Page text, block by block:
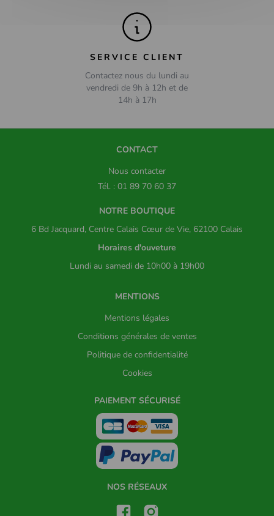
SERVICE CLIENT
Contactez nous du lundi au
vendredi de 9h à 12h et de
14h à 17h
CONTACT
Nous contacter
Tél. : 01 89 70 60 37
NOTRE BOUTIQUE
6 Bd Jacquard, Centre Calais Cœur de Vie, 62100 Calais
Horaires d'ouveture
Lundi au samedi de 10h00 à 19h00
MENTIONS
Mentions légales
Conditions générales de ventes
Politique de confidentialité
Cookies
PAIEMENT SÉCURISÉ
NOS RÉSEAUX